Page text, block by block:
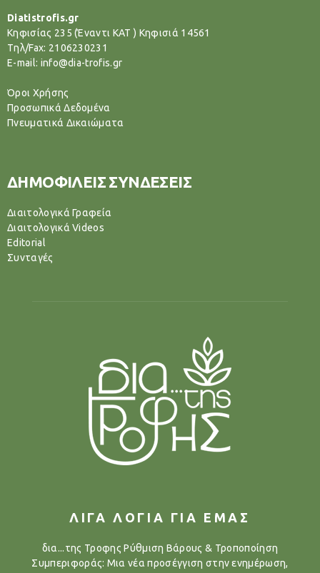
Diatistrofis.gr
Κηφισίας 235 (Έναντι ΚΑΤ ) Κηφισιά 14561
Tηλ/Fax: 2106230231
E-mail: info@dia-trofis.gr
Όροι Χρήσης
Προσωπικά Δεδομένα
Πνευματικά Δικαιώματα
ΔΗΜΟΦΙΛΕΙΣ ΣΥΝΔΕΣΕΙΣ
Διαιτολογικά Γραφεία
Διαιτολογικά Videos
Editorial
Συνταγές
ΛΙΓΑ ΛΟΓΙΑ ΓΙΑ ΕΜΑΣ
δια...της Τροφης Ρύθμιση Βάρους & Τροποποίηση
Συμπεριφοράς: Μια νέα προσέγγιση στην ενημέρωση,